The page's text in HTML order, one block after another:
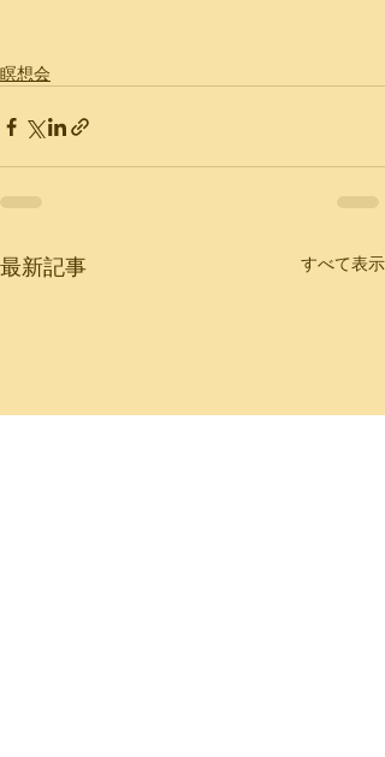
瞑想会
最新記事 すべて表示